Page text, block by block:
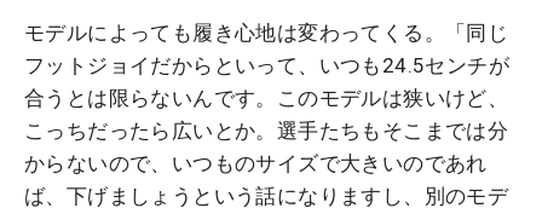
モデルによっても履き心地は変わってくる。「同じ
フットジョイだからといって、いつも24.5センチが
合うとは限らないんです。このモデルは狭いけど、
こっちだったら広いとか。選手たちもそこまでは分
からないので、いつものサイズで大きいのであれ
ば、下げましょうという話になりますし、別のモデ